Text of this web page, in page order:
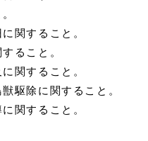
関すること。
ること。
関すること。
駆除に関すること。
関すること。